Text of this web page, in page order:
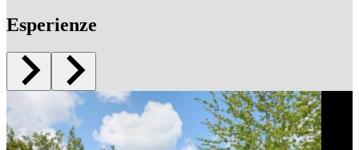
Esperienze